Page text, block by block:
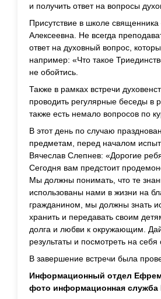
и получить ответ на вопросы
Присутствие в школе
Алексеевна. Не всегда
ответ на духовный вопрос,
например: «Что такое
не обойтись.
Также в рамках встречи
проводить регулярные беседы в
также есть немало вопросов по
В этот день по случаю
предметам, перед началом
Вячеслав Слепнев: «Дорогие
Сегодня вам предстоит
Мы должны понимать, что те
использованы нами в жизни на
гражданином, мы должны знать
хранить и передавать своим
долга и любви к окружающим.
результаты и посмотреть на
В завершение встречи была
Информационный отдел
фото информационная